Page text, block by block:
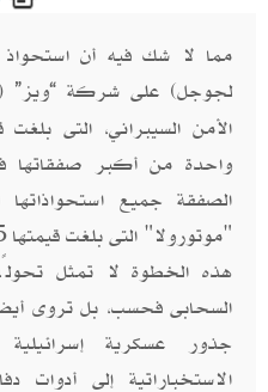
مما لا شك فيه أن
لجوجل) على شركة “ويز”
واحدة من أكبر صفقاتها
الصفقة جميع
هذه الخطوة لا تمثل
السحابى فحسب، بل تروى
جذور عسكرية
الاستخباراتية إلى أدوات